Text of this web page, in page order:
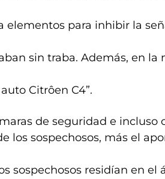
elementos para inhibir la
sin traba. Además, en la
Citrôen C4”.
de seguridad e incluso
los sospechosos, más el
sospechosos residían en el